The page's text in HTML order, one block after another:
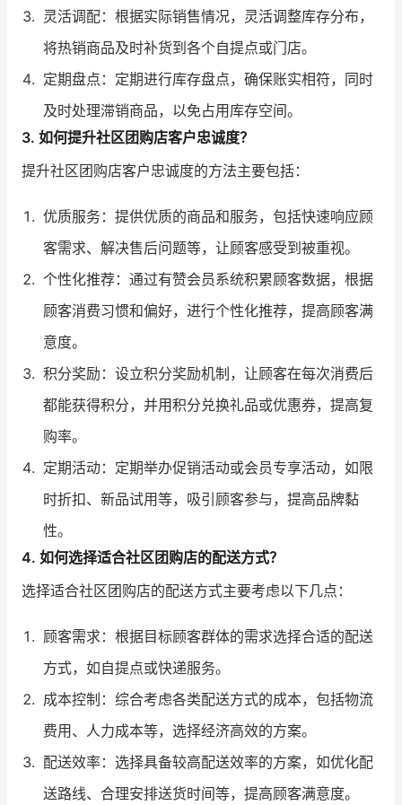
灵活调配：根据实际销售情况，灵活调整库存分布，
将热销商品及时补货到各个自提点或门店。
定期盘点：定期进行库存盘点，确保账实相符，同时
及时处理滞销商品，以免占用库存空间。
3. 如何提升社区团购店客户忠诚度？
提升社区团购店客户忠诚度的方法主要包括：
优质服务：提供优质的商品和服务，包括快速响应顾
客需求、解决售后问题等，让顾客感受到被重视。
个性化推荐：通过有赞会员系统积累顾客数据，根据
顾客消费习惯和偏好，进行个性化推荐，提高顾客满
意度。
积分奖励：设立积分奖励机制，让顾客在每次消费后
都能获得积分，并用积分兑换礼品或优惠券，提高复
购率。
定期活动：定期举办促销活动或会员专享活动，如限
时折扣、新品试用等，吸引顾客参与，提高品牌黏
性。
4. 如何选择适合社区团购店的配送方式？
选择适合社区团购店的配送方式主要考虑以下几点：
顾客需求：根据目标顾客群体的需求选择合适的配送
方式，如自提点或快递服务。
成本控制：综合考虑各类配送方式的成本，包括物流
费用、人力成本等，选择经济高效的方案。
配送效率：选择具备较高配送效率的方案，如优化配
送路线、合理安排送货时间等，提高顾客满意度。